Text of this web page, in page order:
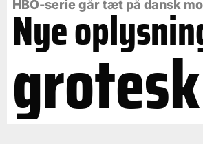
HBO-serie går tæt på dansk
Nye